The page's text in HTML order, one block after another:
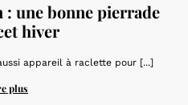
: une bonne pierrade
hiver
appareil à raclette pour [...]
plus